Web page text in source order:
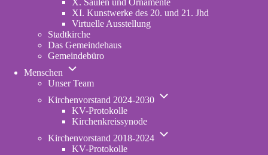
X. Säulen und Ornamente
XI. Kunstwerke des 20. und 21. Jhd
Virtuelle Ausstellung
Stadtkirche
Das Gemeindehaus
Gemeindebüro
Menschen
Unternavigation
Menschen
Unser Team
Kirchenvorstand 2024-2030
Unternavigation
2030
KV-Protokolle
Kirchenkreissynode
Kirchenvorstand 2018-2024
Unternavigation
KV-Protokolle